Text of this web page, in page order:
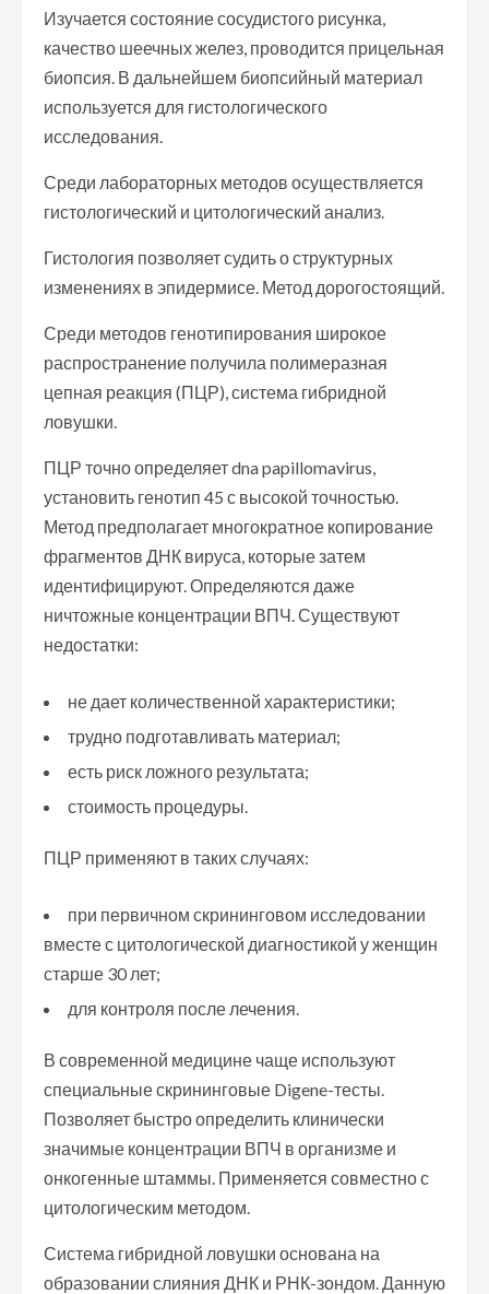
Изучается состояние сосудистого рисунка,
качество шеечных желез, проводится прицельная
биопсия. В дальнейшем биопсийный материал
используется для гистологического
исследования.
Среди лабораторных методов осуществляется
гистологический и цитологический анализ.
Гистология позволяет судить о структурных
изменениях в эпидермисе. Метод дорогостоящий.
Среди методов генотипирования широкое
распространение получила полимеразная
цепная реакция (ПЦР), система гибридной
ловушки.
ПЦР точно определяет dna papillomavirus,
установить генотип 45 с высокой точностью.
Метод предполагает многократное копирование
фрагментов ДНК вируса, которые затем
идентифицируют. Определяются даже
ничтожные концентрации ВПЧ. Существуют
недостатки:
не дает количественной характеристики;
трудно подготавливать материал;
есть риск ложного результата;
стоимость процедуры.
ПЦР применяют в таких случаях:
при первичном скрининговом исследовании
вместе с цитологической диагностикой у женщин
старше 30 лет;
для контроля после лечения.
В современной медицине чаще используют
специальные скрининговые Digene-тесты.
Позволяет быстро определить клинически
значимые концентрации ВПЧ в организме и
онкогенные штаммы. Применяется совместно с
цитологическим методом.
Система гибридной ловушки основана на
образовании слияния ДНК и РНК-зондом. Данную